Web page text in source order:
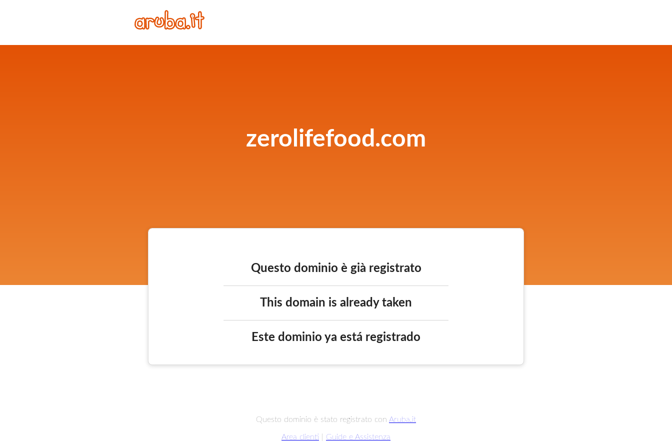
zerolifefood.com
Questo dominio è già registrato
This domain is already taken
Este dominio ya está registrado
Questo dominio è stato registrato con Aruba.it
Area clienti Guide e Assistenza